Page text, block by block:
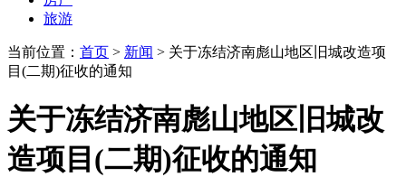
旅游
当前位置： 首页 > 新闻 > 关于冻结济南彪山地区旧城改造项
目(二期)征收的通知
关于冻结济南彪山地区旧城改
造项目(二期)征收的通知